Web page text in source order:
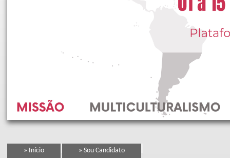
» Início » Sou Candidato